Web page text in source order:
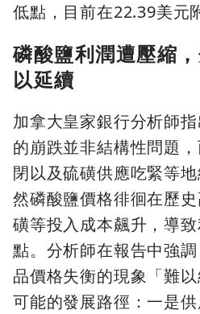
低點，目前在22.39美元
磷酸鹽利潤遭壓縮
以延續
加拿大皇家銀行分析師
的崩跌並非結構性問題
閉以及硫磺供應吃緊等
然磷酸鹽價格徘徊在歷
磺等投入成本飆升，導
點。分析師在報告中強
品價格失衡的現象「難
可能的發展路徑：一是